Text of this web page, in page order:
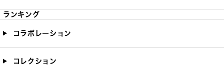
ランキング
コラボレーション
コレクション